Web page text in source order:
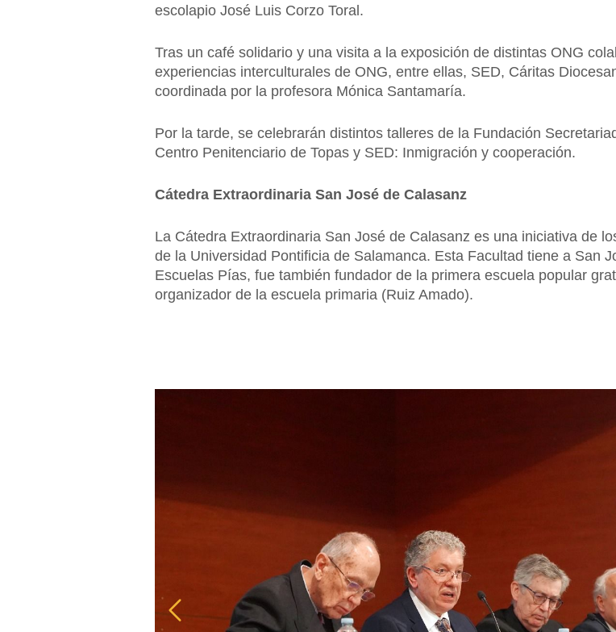
escolapio José Luis Corzo Toral.
Tras un café solidario y una visita a la exposición de distintas ONG
experiencias interculturales de ONG, entre ellas, SED, Cáritas
coordinada por la profesora Mónica Santamaría.
Por la tarde, se celebrarán distintos talleres de la Fundación
Centro Penitenciario de Topas y SED: Inmigración y cooperación.
Cátedra Extraordinaria San José de Calasanz
La Cátedra Extraordinaria San José de Calasanz es una iniciativa de
de la Universidad Pontificia de Salamanca. Esta Facultad tiene a San
Escuelas Pías, fue también fundador de la primera escuela popular
organizador de la escuela primaria (Ruiz Amado).